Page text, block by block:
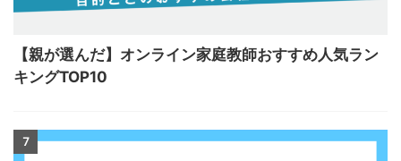
【親が選んだ】オンライン家庭教師おすすめ人気ラン
キングTOP10
7